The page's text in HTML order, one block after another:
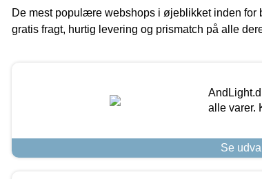
De mest populære webshops i øjeblikket inden for
gratis fragt, hurtig levering og prismatch på alle
alle varer.
Se